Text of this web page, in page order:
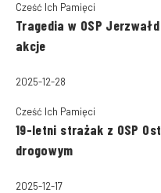
Cześć Ich Pamięci
Tragedia w OSP
akcje
2025-12-28
Cześć Ich Pamięci
19-letni strażak z OSP
drogowym
2025-12-17